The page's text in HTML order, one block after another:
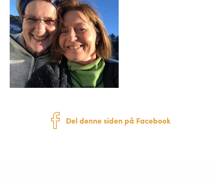
Del denne siden på Facebook